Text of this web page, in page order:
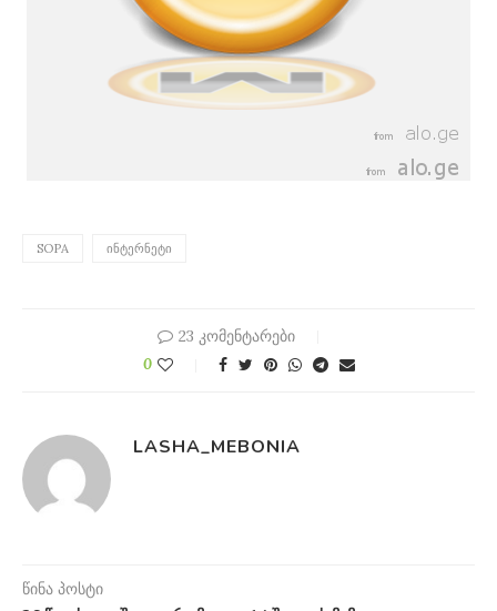
SOPA ᲘᲜᲢᲔᲠᲜᲔᲢᲘ
23 კომენტარები
0
LASHA_MEBONIA
წინა პოსტი